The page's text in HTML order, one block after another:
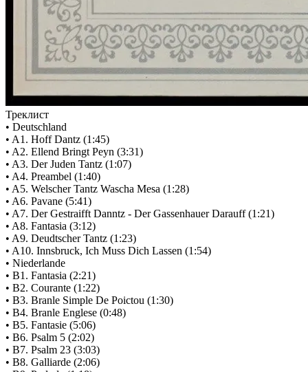
Треклист
• Deutschland
• A1. Hoff Dantz (1:45)
• A2. Ellend Bringt Peyn (3:31)
• A3. Der Juden Tantz (1:07)
• A4. Preambel (1:40)
• A5. Welscher Tantz Wascha Mesa (1:28)
• A6. Pavane (5:41)
• A7. Der Gestraifft Danntz - Der Gassenhauer Darauff (1:21)
• A8. Fantasia (3:12)
• A9. Deudtscher Tantz (1:23)
• A10. Innsbruck, Ich Muss Dich Lassen (1:54)
• Niederlande
• B1. Fantasia (2:21)
• B2. Courante (1:22)
• B3. Branle Simple De Poictou (1:30)
• B4. Branle Englese (0:48)
• B5. Fantasie (5:06)
• B6. Psalm 5 (2:02)
• B7. Psalm 23 (3:03)
• B8. Galliarde (2:06)